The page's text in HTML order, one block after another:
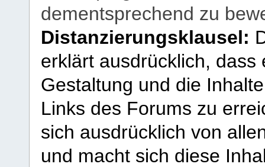
dementsprechend zu
Distanzierungsklausel:
erklärt ausdrücklich,
Gestaltung und die
Links des Forums zu
sich ausdrücklich von
und macht sich diese